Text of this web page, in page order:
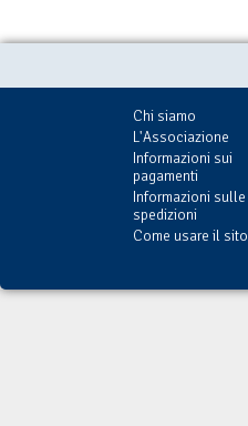
Chi siamo
L'Associazione
Informazioni sui
pagamenti
Informazioni sulle
spedizioni
Come usare il sito